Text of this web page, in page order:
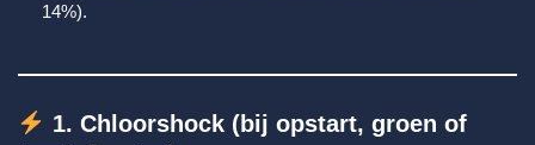
14%).
1. Chloorshock (bij opstart, groen of